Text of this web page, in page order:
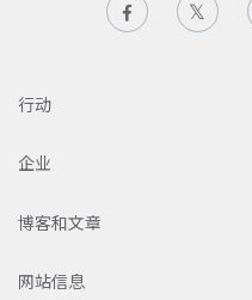
行动
企业
博客和文章
网站信息